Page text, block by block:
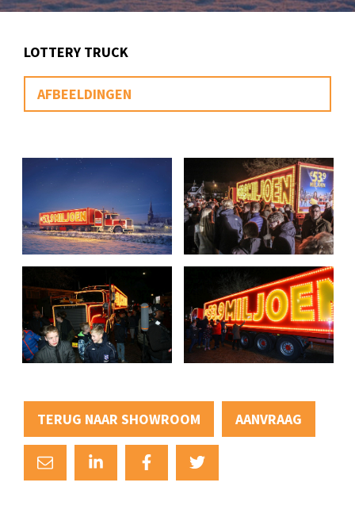
LOTTERY TRUCK
AFBEELDINGEN
TERUG NAAR SHOWROOM AANVRAAG